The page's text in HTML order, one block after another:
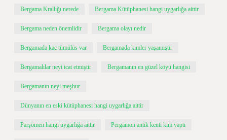
Bergama Krallığı nerede Bergama Kütüphanesi hangi uygarlığa aittir
Bergama neden önemlidir Bergama olayı nedir
Bergamada kaç tümülüs var Bergamada kimler yaşamıştır
Bergamalılar neyi icat etmiştir Bergamanın en güzel köyü hangisi
Bergamanın neyi meşhur
Dünyanın en eski kütüphanesi hangi uygarlığa aittir
Parşömen hangi uygarlığa aittir Pergamon antik kenti kim yaptı